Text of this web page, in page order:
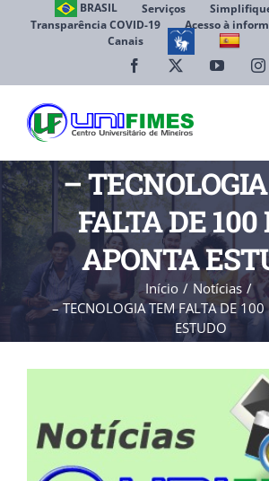
BRASIL Serviços
Transparência COVID-19
Acesso à
Canais
Facebook YouTube
–
FALTA DE
APONTA
Início
Notícias
– TECNOLOGIA TEM FALTA DE
ESTUDO